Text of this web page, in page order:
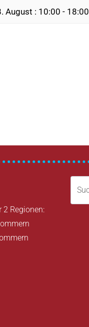
August : 10:00 - 18:00
Regionen:
Suche